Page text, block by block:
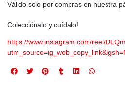
Válido solo por compras en nuestra
Colecciónalo y cuídalo!
https://www.instagram.com/reel/